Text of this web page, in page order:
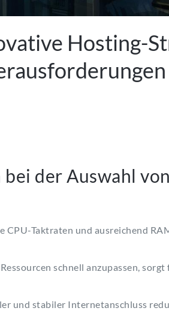
Hosting-
der Auswahl
CPU-Taktraten und ausreichend
schnell anzupassen,
und stabiler Internetanschluss